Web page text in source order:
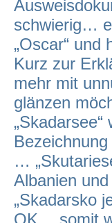
schwierig…
„Oscar“ und
Kurz zur
mehr mit
glänzen
…
Albanien
„Skadarsko